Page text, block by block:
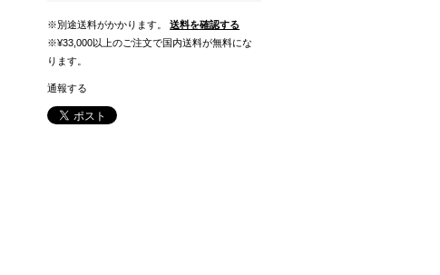
※別途送料がかかります。
送料を確認する
※¥33,000以上のご注文で国内送料が無料にな
ります。
通報する